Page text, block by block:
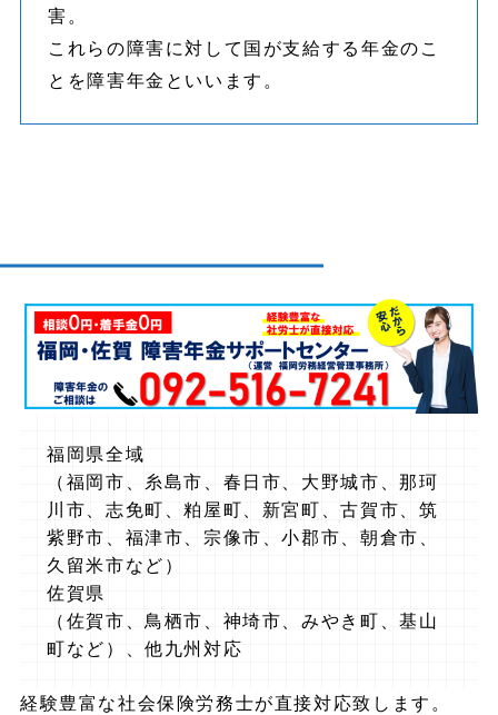
害。
これらの障害に対して国が支給する年金のこ
とを障害年金といいます。
福岡県全域
（福岡市、糸島市、春日市、大野城市、那珂
川市、志免町、粕屋町、新宮町、古賀市、筑
紫野市、福津市、宗像市、小郡市、朝倉市、
久留米市など）
佐賀県
（佐賀市、鳥栖市、神埼市、みやき町、基山
町など）、他九州対応
経験豊富な社会保険労務士が直接対応致します。